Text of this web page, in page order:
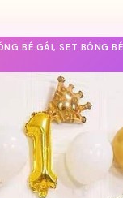
BÉ GÁI, SET BÓNG